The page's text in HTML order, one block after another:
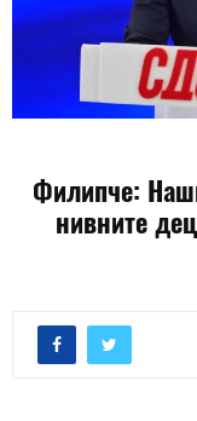
Филипче:
нивните